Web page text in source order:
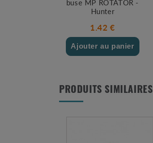
Hunter
1.42 €
Ajouter au panier
PRODUITS SIMILAIRES